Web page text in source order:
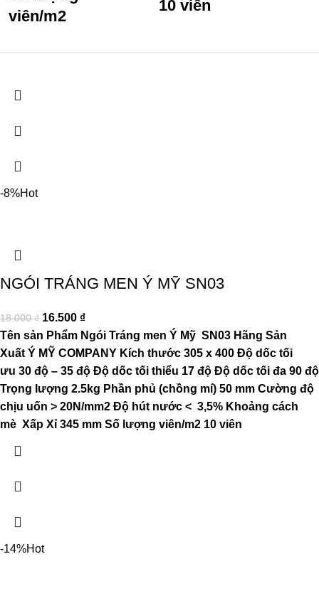
viên/m2
10 viên
-8%Hot
NGÓI TRÁNG MEN Ý MỸ SN03
18.000₫ 16.500 ₫
Tên sản Phẩm Ngói Tráng men Ý Mỹ SN03 Hãng Sản
Xuất Ý MỸ COMPANY Kích thước 305 x 400 Độ dốc tối
ưu 30 độ – 35 độ Độ dốc tối thiểu 17 độ Độ dốc tối đa 90 độ
Trọng lượng 2.5kg Phần phủ (chồng mí) 50 mm Cường độ
chịu uốn > 20N/mm2 Độ hút nước < 3,5% Khoảng cách
mè Xấp Xỉ 345 mm Số lượng viên/m2 10 viên
-14%Hot